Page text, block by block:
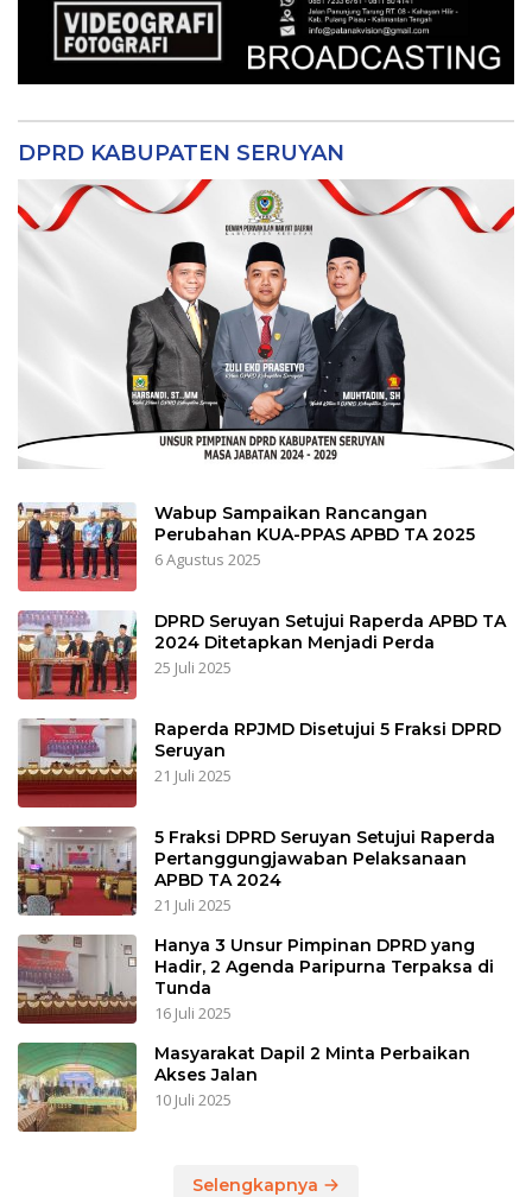
DPRD KABUPATEN SERUYAN
Wabup Sampaikan Rancangan
Perubahan KUA-PPAS APBD TA 2025
6 Agustus 2025
DPRD Seruyan Setujui Raperda APBD TA
2024 Ditetapkan Menjadi Perda
25 Juli 2025
Raperda RPJMD Disetujui 5 Fraksi DPRD
Seruyan
21 Juli 2025
5 Fraksi DPRD Seruyan Setujui Raperda
Pertanggungjawaban Pelaksanaan
APBD TA 2024
21 Juli 2025
Hanya 3 Unsur Pimpinan DPRD yang
Hadir, 2 Agenda Paripurna Terpaksa di
Tunda
16 Juli 2025
Masyarakat Dapil 2 Minta Perbaikan
Akses Jalan
10 Juli 2025
Selengkapnya